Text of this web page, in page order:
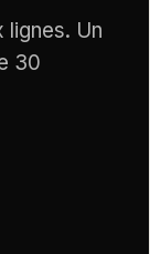
Un
30